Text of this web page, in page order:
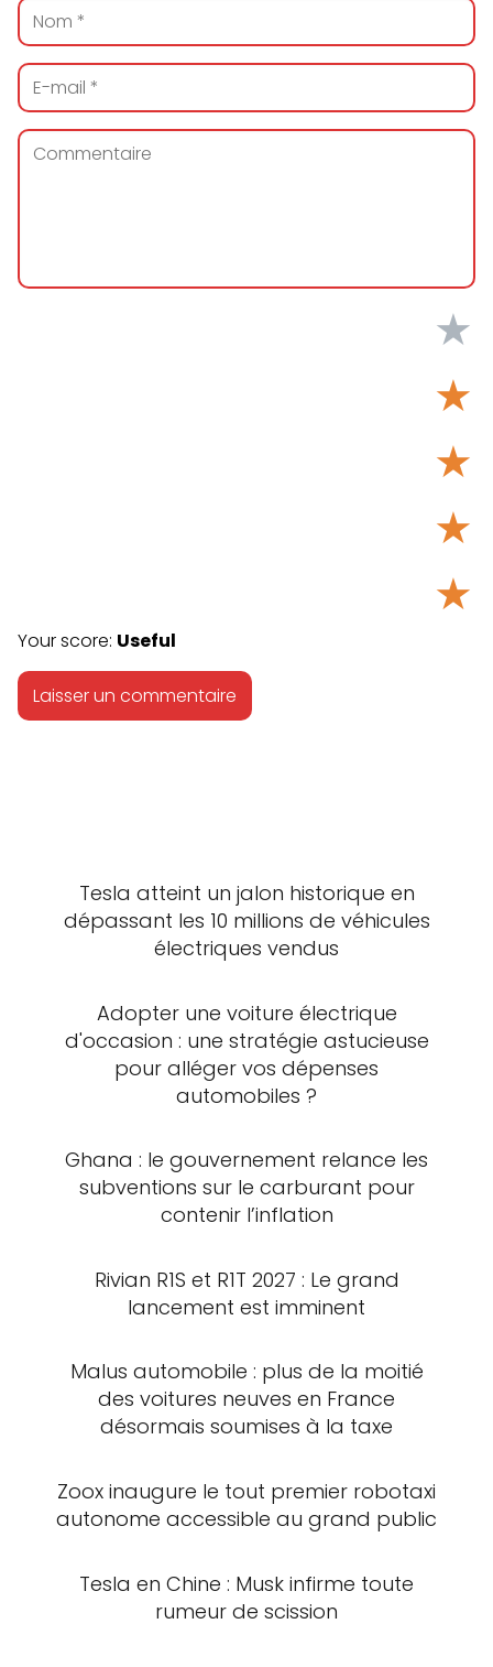
★
★
★
★
★
Your score: Useful
Tesla atteint un jalon historique en
dépassant les 10 millions de véhicules
électriques vendus
Adopter une voiture électrique
d'occasion : une stratégie astucieuse
pour alléger vos dépenses
automobiles ?
Ghana : le gouvernement relance les
subventions sur le carburant pour
contenir l’inflation
Rivian R1S et R1T 2027 : Le grand
lancement est imminent
Malus automobile : plus de la moitié
des voitures neuves en France
désormais soumises à la taxe
Zoox inaugure le tout premier robotaxi
autonome accessible au grand public
Tesla en Chine : Musk infirme toute
rumeur de scission